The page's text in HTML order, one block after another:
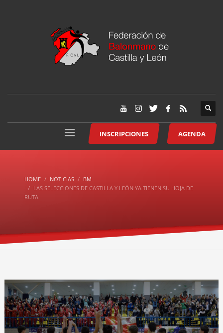
INSCRIPCIONES AGENDA
HOME NOTICIAS
BM
LAS SELECCIONES DE CASTILLA Y LEÓN YA TIENEN SU HOJA DE
RUTA